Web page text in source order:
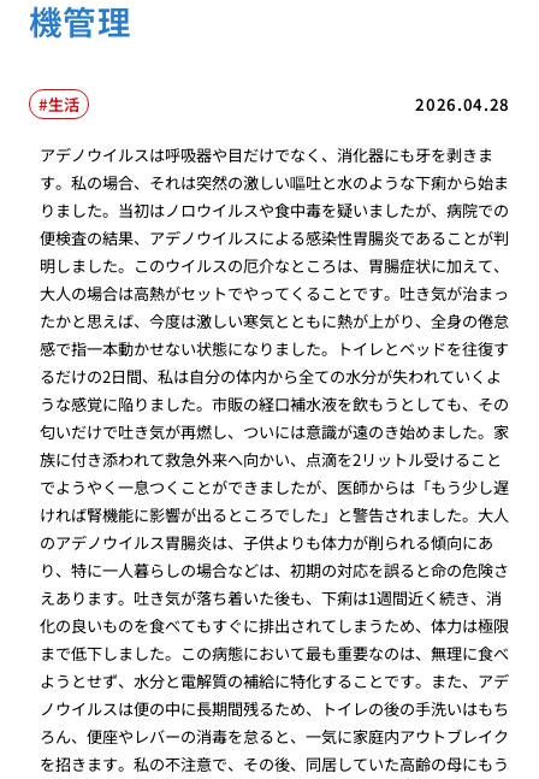
機管理
2026.04.28
生活
アデノウイルスは呼吸器や目だけでなく、消化器にも牙を剥きま
す。私の場合、それは突然の激しい嘔吐と水のような下痢から始ま
りました。当初はノロウイルスや食中毒を疑いましたが、病院での
便検査の結果、アデノウイルスによる感染性胃腸炎であることが判
明しました。このウイルスの厄介なところは、胃腸症状に加えて、
大人の場合は高熱がセットでやってくることです。吐き気が治まっ
たかと思えば、今度は激しい寒気とともに熱が上がり、全身の倦怠
感で指一本動かせない状態になりました。トイレとベッドを往復す
るだけの2日間、私は自分の体内から全ての水分が失われていくよ
うな感覚に陥りました。市販の経口補水液を飲もうとしても、その
匂いだけで吐き気が再燃し、ついには意識が遠のき始めました。家
族に付き添われて救急外来へ向かい、点滴を2リットル受けること
でようやく一息つくことができましたが、医師からは「もう少し遅
ければ腎機能に影響が出るところでした」と警告されました。大人
のアデノウイルス胃腸炎は、子供よりも体力が削られる傾向にあ
り、特に一人暮らしの場合などは、初期の対応を誤ると命の危険さ
えあります。吐き気が落ち着いた後も、下痢は1週間近く続き、消
化の良いものを食べてもすぐに排出されてしまうため、体力は極限
まで低下しました。この病態において最も重要なのは、無理に食べ
ようとせず、水分と電解質の補給に特化することです。また、アデ
ノウイルスは便の中に長期間残るため、トイレの後の手洗いはもち
ろん、便座やレバーの消毒を怠ると、一気に家庭内アウトブレイク
を招きます。私の不注意で、その後、同居していた高齢の母にもう